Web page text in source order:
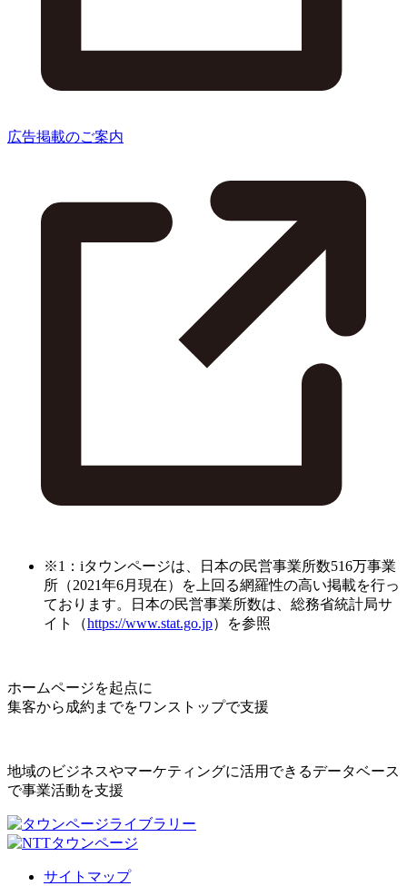
広告掲載のご案内
※1：iタウンページは、日本の民営事業所数516万事業
所（2021年6月現在）を上回る網羅性の高い掲載を行っ
ております。日本の民営事業所数は、総務省統計局サ
イト（https://www.stat.go.jp）を参照
ホームページを起点に
集客から成約までをワンストップで支援
地域のビジネスやマーケティングに活用できるデータベース
で事業活動を支援
サイトマップ